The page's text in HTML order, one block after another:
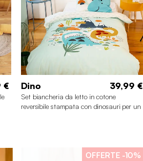
€ Dino 39,99 €
Set biancheria da letto in cotone
reversibile stampata con dinosauri per un
OFFERTE-10%